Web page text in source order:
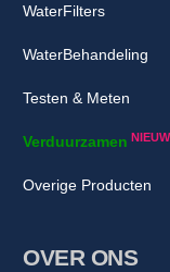
WaterFilters
WaterBehandeling
Testen & Meten
Verduurzamen NIEUW
Overige Producten
OVER ONS